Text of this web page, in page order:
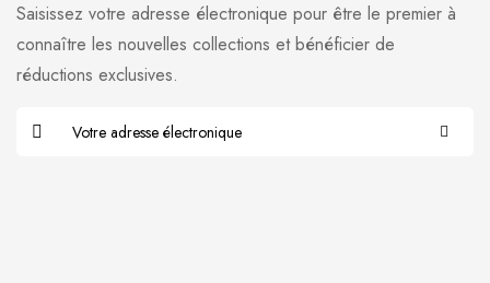
Saisissez votre adresse électronique pour être le premier à
connaître les nouvelles collections et bénéficier de
réductions exclusives.